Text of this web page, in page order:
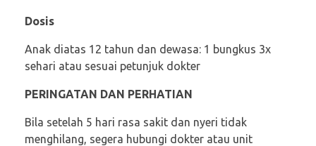
Dosis
Anak diatas 12 tahun dan dewasa: 1 bungkus 3x
sehari atau sesuai petunjuk dokter
PERINGATAN DAN PERHATIAN
Bila setelah 5 hari rasa sakit dan nyeri tidak
menghilang, segera hubungi dokter atau unit